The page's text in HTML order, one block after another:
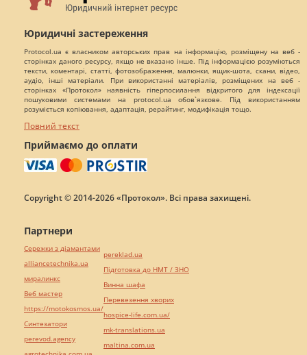
Юридичні застереження
Protocol.ua є власником авторських прав на інформацію, розміщену на веб -
сторінках даного ресурсу, якщо не вказано інше. Під інформацією розуміються
тексти, коментарі, статті, фотозображення, малюнки, ящик-шота, скани, відео,
аудіо, інші матеріали. При використанні матеріалів, розміщених на веб -
сторінках «Протокол» наявність гіперпосилання відкритого для індексації
пошуковими системами на protocol.ua обов`язкове. Під використанням
розуміється копіювання, адаптація, рерайтинг, модифікація тощо.
Повний текст
Приймаємо до оплати
Copyright © 2014-2026 «Протокол». Всі права захищені.
Партнери
Сережки з діамантами
alliancetechnika.ua
миралинкс
Веб мастер
https://motokosmos.ua/
Синтезатори
perevod.agency
pereklad.ua
Підготовка до НМТ / ЗНО
Винна шафа
Перевезення хворих
hospice-life.com.ua/
mk-translations.ua
maltina.com.ua